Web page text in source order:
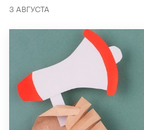
3 АВГУСТА